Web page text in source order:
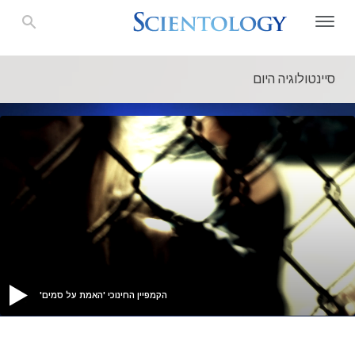
סיינטולוגיה היום
הקמפיין החינוכי 'האמת על סמים'